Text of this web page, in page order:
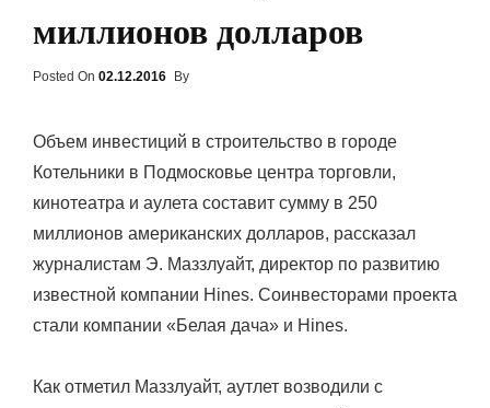
миллионов долларов
Posted On Posted
02.12.2016 By
Объем инвестиций в строительство в городе
Котельники в Подмосковье центра торговли,
кинотеатра и аулета составит сумму в 250
миллионов американских долларов, рассказал
журналистам Э. Маззлуайт, директор по развитию
известной компании Hines. Соинвесторами проекта
стали компании «Белая дача» и Hines.
Как отметил Маззлуайт, аутлет возводили с